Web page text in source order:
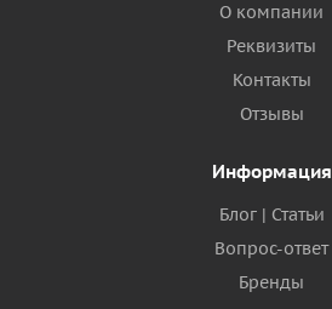
О компании
Реквизиты
Контакты
Отзывы
Информация
Блог | Статьи
Вопрос-ответ
Бренды